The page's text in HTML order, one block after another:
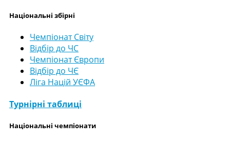
Національні збірні
Чемпіонат Світу
Відбір до ЧС
Чемпіонат Європи
Відбір до ЧЄ
Ліга Націй УЄФА
Турнірні таблиці
Національні чемпіонати